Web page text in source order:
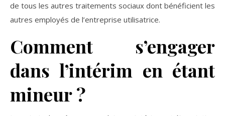
de tous les autres traitements sociaux dont bénéficient les
autres employés de l’entreprise utilisatrice.
Comment s’engager
dans l’intérim en étant
mineur ?